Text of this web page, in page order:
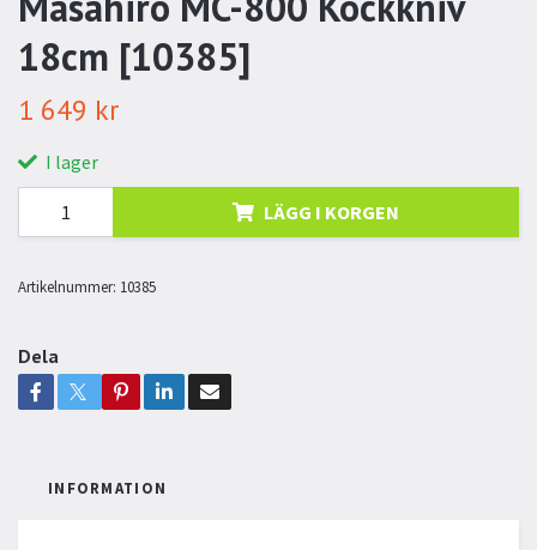
18cm [10385]
1 649 kr
I lager
LÄGG I KORGEN
Artikelnummer: 10385
Dela
INFORMATION